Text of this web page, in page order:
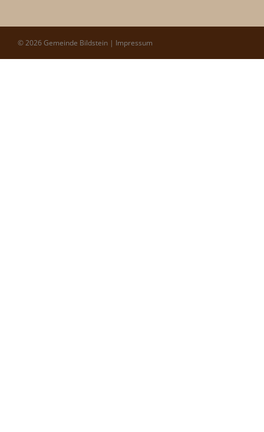
© 2026 Gemeinde Bildstein | Impressum